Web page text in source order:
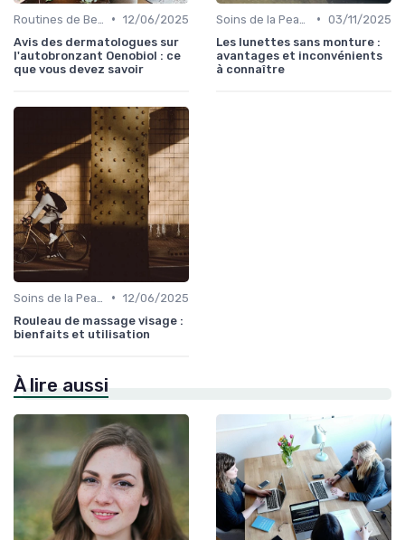
• 12/06/2025
Avis des dermatologues sur
l'autobronzant Oenobiol : ce
que vous devez savoir
• 03/11/2025
Les lunettes sans monture :
avantages et inconvénients
à connaître
• 12/06/2025
Rouleau de massage visage :
bienfaits et utilisation
À lire aussi